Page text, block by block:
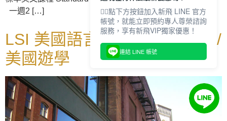
一週2 […]
LSI 美國語言學校 波士頓校區/
美國遊學
👇🏻點下方按鈕加入新飛 LINE 官方
帳號，就能立即預約專人尊榮諮詢
服務，享有新飛VIP獨家優惠！
連結 LINE 帳號